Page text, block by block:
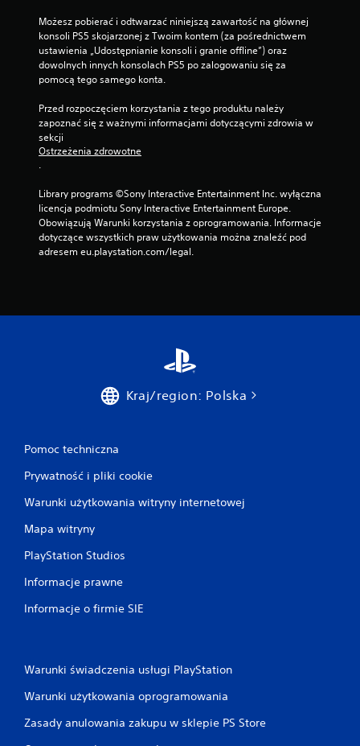
Możesz pobierać i odtwarzać niniejszą zawartość na głównej
konsoli PS5 skojarzonej z Twoim kontem (za pośrednictwem
ustawienia „Udostępnianie konsoli i granie offline”) oraz
dowolnych innych konsolach PS5 po zalogowaniu się za
pomocą tego samego konta.
Przed rozpoczęciem korzystania z tego produktu należy
zapoznać się z ważnymi informacjami dotyczącymi zdrowia w
sekcji
Ostrzeżenia zdrowotne
.
Library programs ©Sony Interactive Entertainment Inc. wyłączna
licencja podmiotu Sony Interactive Entertainment Europe.
Obowiązują Warunki korzystania z oprogramowania. Informacje
dotyczące wszystkich praw użytkowania można znaleźć pod
adresem eu.playstation.com/legal.
Kraj/region: Polska
Pomoc techniczna
Prywatność i pliki cookie
Warunki użytkowania witryny internetowej
Mapa witryny
PlayStation Studios
Informacje prawne
Informacje o firmie SIE
Warunki świadczenia usługi PlayStation
Warunki użytkowania oprogramowania
Zasady anulowania zakupu w sklepie PS Store